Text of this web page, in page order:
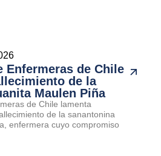
Enfermeras de Chile
de la
Maulen Piña
de Chile lamenta
de la sanantonina
enfermera cuyo compromiso